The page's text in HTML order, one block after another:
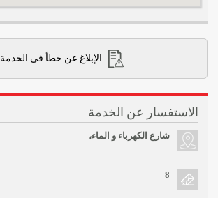
الإبلاغ عن خطأ في الخدمة
الاستفسار عن الخدمة
شارع الكهرباء و الماء،
8